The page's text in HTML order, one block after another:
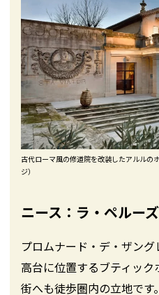
古代ローマ風の修道院を改装したアルルの
ジ）
ニース：ラ・ペルーズ
プロムナード・デ・ザング
高台に位置するブティッ
街へも徒歩圏内の立地で